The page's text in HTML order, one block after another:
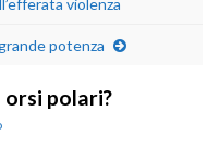
potenza
polari?